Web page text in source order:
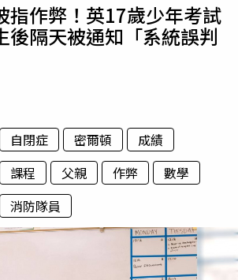
指作弊！英17歲少年考試
隔天被通知「系統誤判
自閉症 密爾頓
成績
課程 父親 作弊
數學
消防隊員